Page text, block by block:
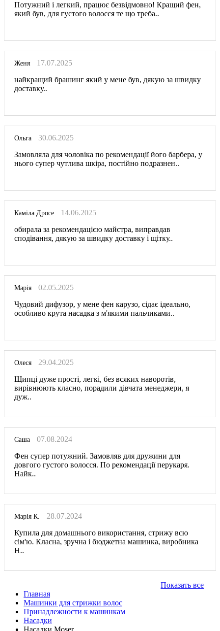
Потужний і легкий, працює безвідмовно! Кращий фен,
який був, для густого волосся те що треба..
Женя
17.07.2025
найкращий брашинг який у мене був, дякую за швидку
доставку..
Ольга
30.06.2025
Замовляла для чоловіка по рекомендації його барбера, у
нього супер чутлива шкіра, постійно подразнен..
Каміла Дросе
14.06.2025
обирала за рекомендацією майстра, виправдав
сподівання, дякую за швидку доставку і щітку..
Марія
02.05.2025
Чудовий дифузор, у мене фен карузо, сідає ідеально,
особливо крута насадка з м'якими пальчиками..
Олеся
29.04.2025
Щипці дуже прості, легкі, без всяких наворотів,
вирівнюють класно, порадили дівчата менеджери, я
дуж..
Саша
07.08.2024
Фен супер потужний. Замовляв для дружини для
довгого густого волосся. По рекомендації перукаря.
Найк..
Марія К.
28.07.2024
Купила для домашнього використання, стрижу всю
сім'ю. Класна, зручна і бюджетна машинка, виробника
Н..
Показать все
Главная
Машинки для стрижки волос
Принадлежности к машинкам
Насадки